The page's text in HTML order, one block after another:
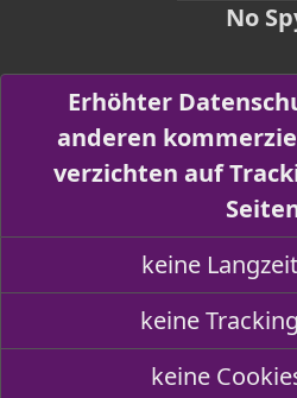
No
Erhöhter
anderen
verzichten auf
keine
keine
keine